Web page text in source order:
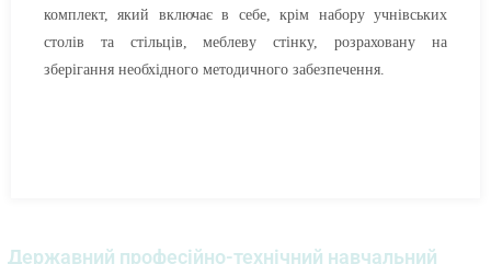
комплект, який включає в себе, крім набору учнів­ських
столів та стільців, меблеву стінку, розраховану на
зберігання необхідного методичного забезпе­чення.
Державний професійно-технічний навчальний